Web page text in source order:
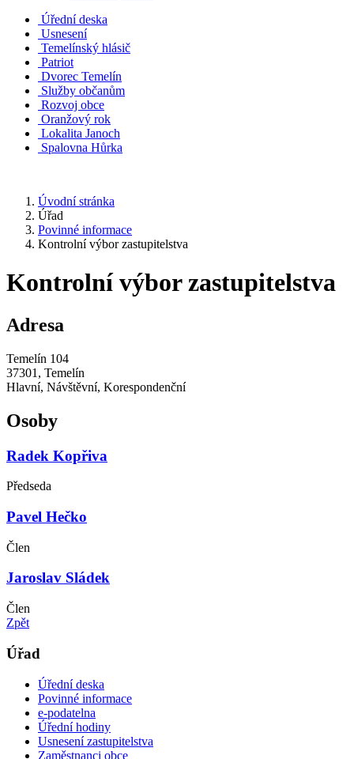
Úřední deska
Usnesení
Temelínský hlásič
Patriot
Dvorec Temelín
Služby občanům
Rozvoj obce
Oranžový rok
Lokalita Janoch
Spalovna Hůrka
Úvodní stránka
Úřad
Povinné informace
Kontrolní výbor zastupitelstva
Kontrolní výbor zastupitelstva
Adresa
Temelín 104
37301, Temelín
Hlavní, Návštěvní, Korespondenční
Osoby
Radek Kopřiva
Předseda
Pavel Hečko
Člen
Jaroslav Sládek
Člen
Zpět
Úřad
Úřední deska
Povinné informace
e-podatelna
Úřední hodiny
Usnesení zastupitelstva
Zaměstnanci obce